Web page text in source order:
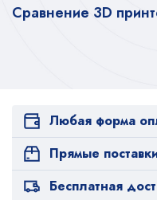
Сравнение 3D
Любая форма
Прямые
Бесплатная